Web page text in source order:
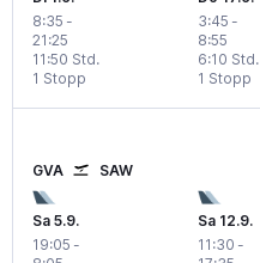
8:35 -
21:25
1 Stopp
11:50 Std.
3:45 -
8:55
1 Stopp
6:10 Std.
GVA SAW
Sa 5.9.
19:05 -
Sa 12.9.
11:30 -